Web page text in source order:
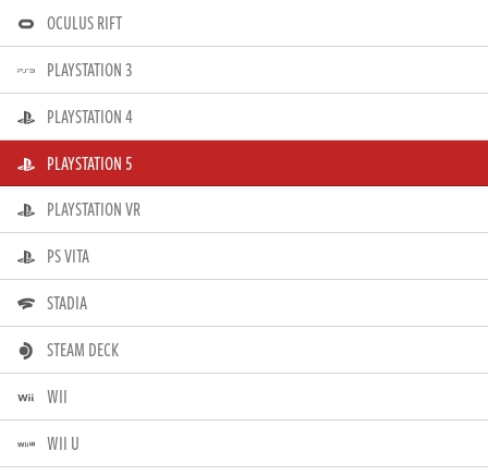
OCULUS RIFT
PLAYSTATION 3
PLAYSTATION 4
PLAYSTATION 5
PLAYSTATION VR
PS VITA
STADIA
STEAM DECK
WII
WII U